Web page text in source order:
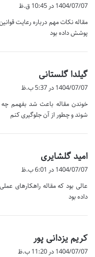
:
1404/07/07 در 10:45 ق.ظ
مقاله نکات مهم درباره رعایت
پوشش داده بود
گیلدا گلستانی
ف
:
1404/07/07 در 5:37 ب.ظ
خوندن مقاله باعث شد بفهمم
شوند و چطور از آن جلوگیری کنم
امید گلشایری
:
1404/07/07 در 6:01 ب.ظ
عالی بود که مقاله راهکارهای
داده بود
کریم یزدانی پور
ف
1404/07/07 در 11:20 ب.ظ